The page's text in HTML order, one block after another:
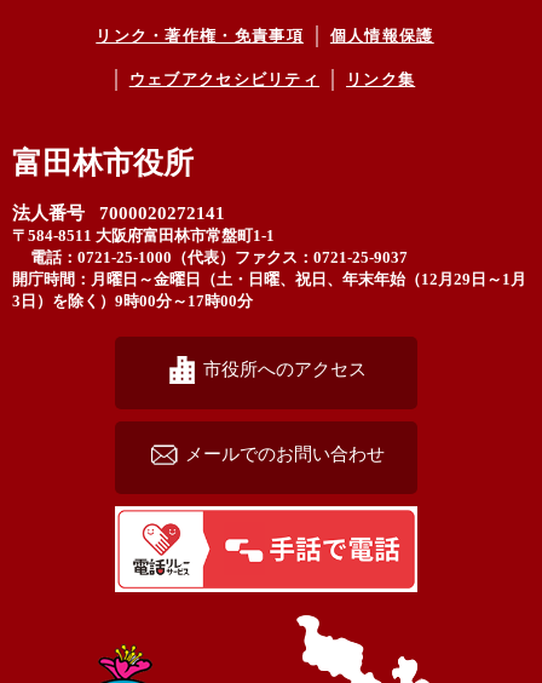
リンク・著作権・免責事項 個人情報保護
ウェブアクセシビリティ リンク集
富田林市役所
法人番号 7000020272141
〒584-8511 大阪府富田林市常盤町1-1
電話：0721-25-1000（代表） ファクス：0721-25-9037
開庁時間：月曜日～金曜日（土・日曜、祝日、年末年始（12月29日～1月
3日）を除く）9時00分～17時00分
市役所へのアクセス
メールでのお問い合わせ